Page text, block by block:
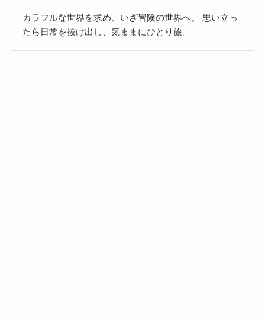
カラフルな世界を求め、いざ冒険の世界へ。 思い立っ
たら日常を抜け出し、気ままにひとり旅。